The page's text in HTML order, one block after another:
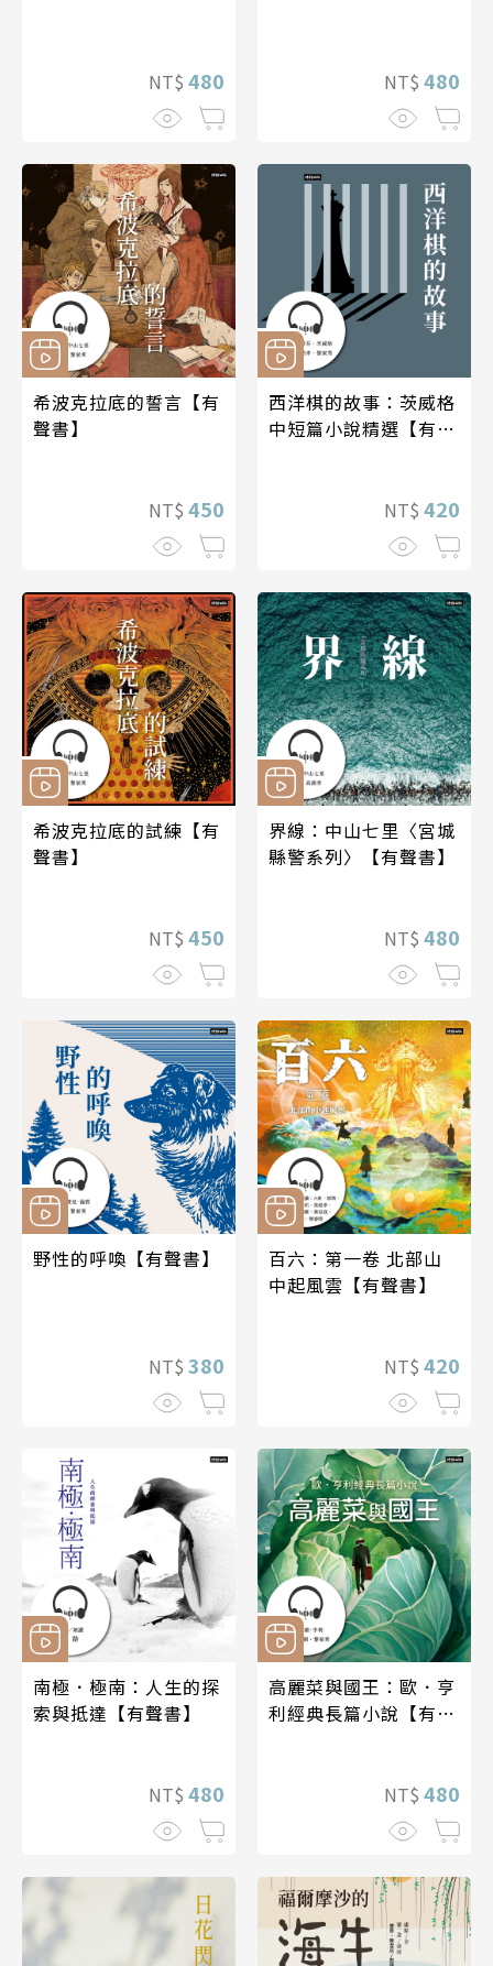
NT$ 480 NT$ 480
希波克拉底的誓言【有
聲書】
NT$ 450
西洋棋的故事：茨威格
中短篇小說精選【有聲
NT$ 420
希波克拉底的試練【有
聲書】
NT$ 450
界線：中山七里〈宮城
縣警系列〉【有聲書】
NT$ 480
野性的呼喚【有聲書】
NT$ 380
百六：第一卷 北部山
中起風雲【有聲書】
NT$ 420
南極．極南：人生的探
索與抵達【有聲書】
NT$ 480
高麗菜與國王：歐．亨
利經典長篇小說【有聲
NT$ 480